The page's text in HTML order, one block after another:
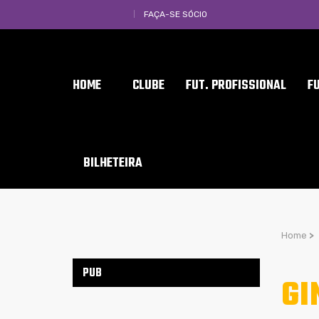
FAÇA-SE SÓCIO
HOME CLUBE FUT. PROFISSIONAL
BILHETEIRA
Home >
PUB